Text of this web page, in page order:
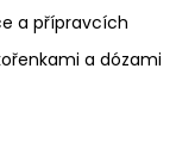
a přípravcích
a dózami